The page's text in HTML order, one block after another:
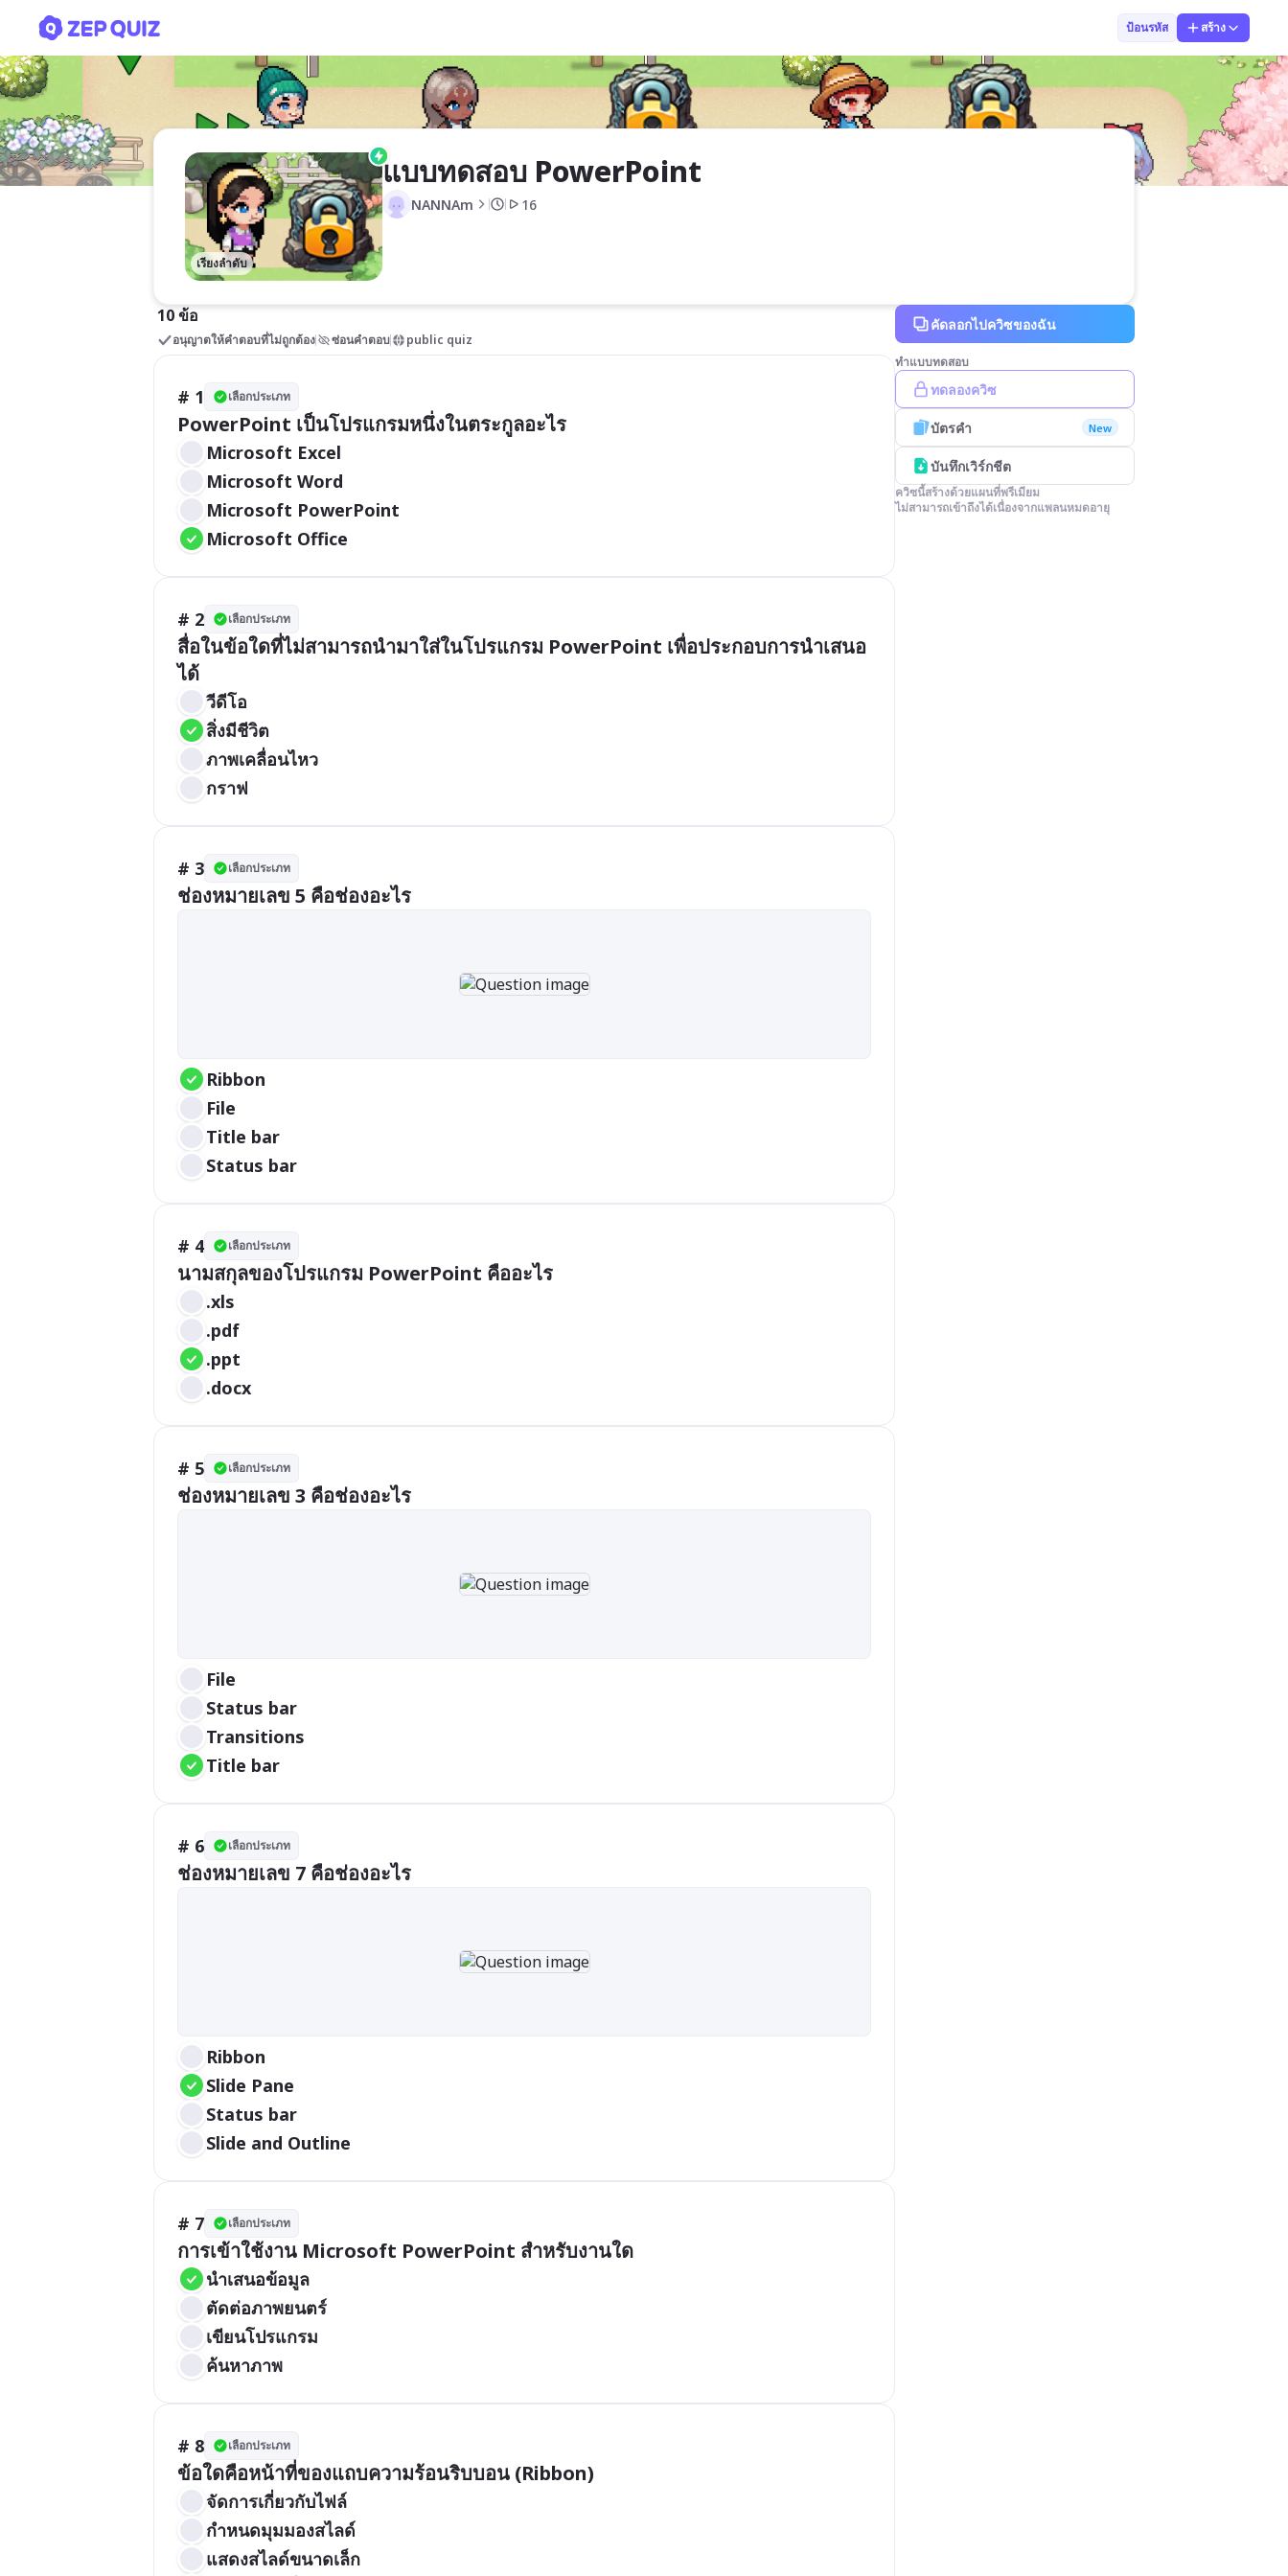
ป้อนรหัส สร้าง
เรียงลำดับ
แบบทดสอบ PowerPoint
NANNAm 16
10 ข้อ
อนุญาตให้คำตอบที่ไม่ถูกต้อง ซ่อนคำตอบ public quiz
# 1 เลือกประเภท
PowerPoint เป็นโปรแกรมหนึ่งในตระกูลอะไร
Microsoft Excel
Microsoft Word
Microsoft PowerPoint
Microsoft Office
# 2 เลือกประเภท
สื่อในข้อใดที่ไม่สามารถนำมาใส่ในโปรแกรม PowerPoint เพื่อประกอบการนำเสนอ
วีดีโอ
สิ่งมีชีวิต
ภาพเคลื่อนไหว
กราฟ
# 3 เลือกประเภท
ช่องหมายเลข 5 คือช่องอะไร
Ribbon
File
Title bar
Status bar
# 4 เลือกประเภท
นามสกุลของโปรแกรม PowerPoint คืออะไร
.xls
.pdf
.ppt
.docx
# 5 เลือกประเภท
ช่องหมายเลข 3 คือช่องอะไร
File
Status bar
Transitions
Title bar
# 6 เลือกประเภท
ช่องหมายเลข 7 คือช่องอะไร
Ribbon
Slide Pane
Status bar
Slide and Outline
# 7 เลือกประเภท
การเข้าใช้งาน Microsoft PowerPoint สำหรับงานใด
นำเสนอข้อมูล
ตัดต่อภาพยนตร์
เขียนโปรแกรม
ค้นหาภาพ
# 8 เลือกประเภท
ข้อใดคือหน้าที่ของแถบความร้อนริบบอน (Ribbon)
จัดการเกี่ยวกับไฟล์
กำหนดมุมมองสไลด์
แสดงสไลด์ขนาดเล็ก
คัดลอกไปควิซของฉัน
ทำแบบทดสอบ
ทดลองควิซ
บัตรคำ New
บันทึกเวิร์กชีต
ควิซนี้สร้างด้วยแผนที่พรีเมียม
ไม่สามารถเข้าถึงได้เนื่องจากแพลนหมดอายุ